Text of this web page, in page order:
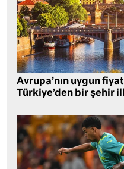
Avrupa’nın uygun
Türkiye’den bir şehir